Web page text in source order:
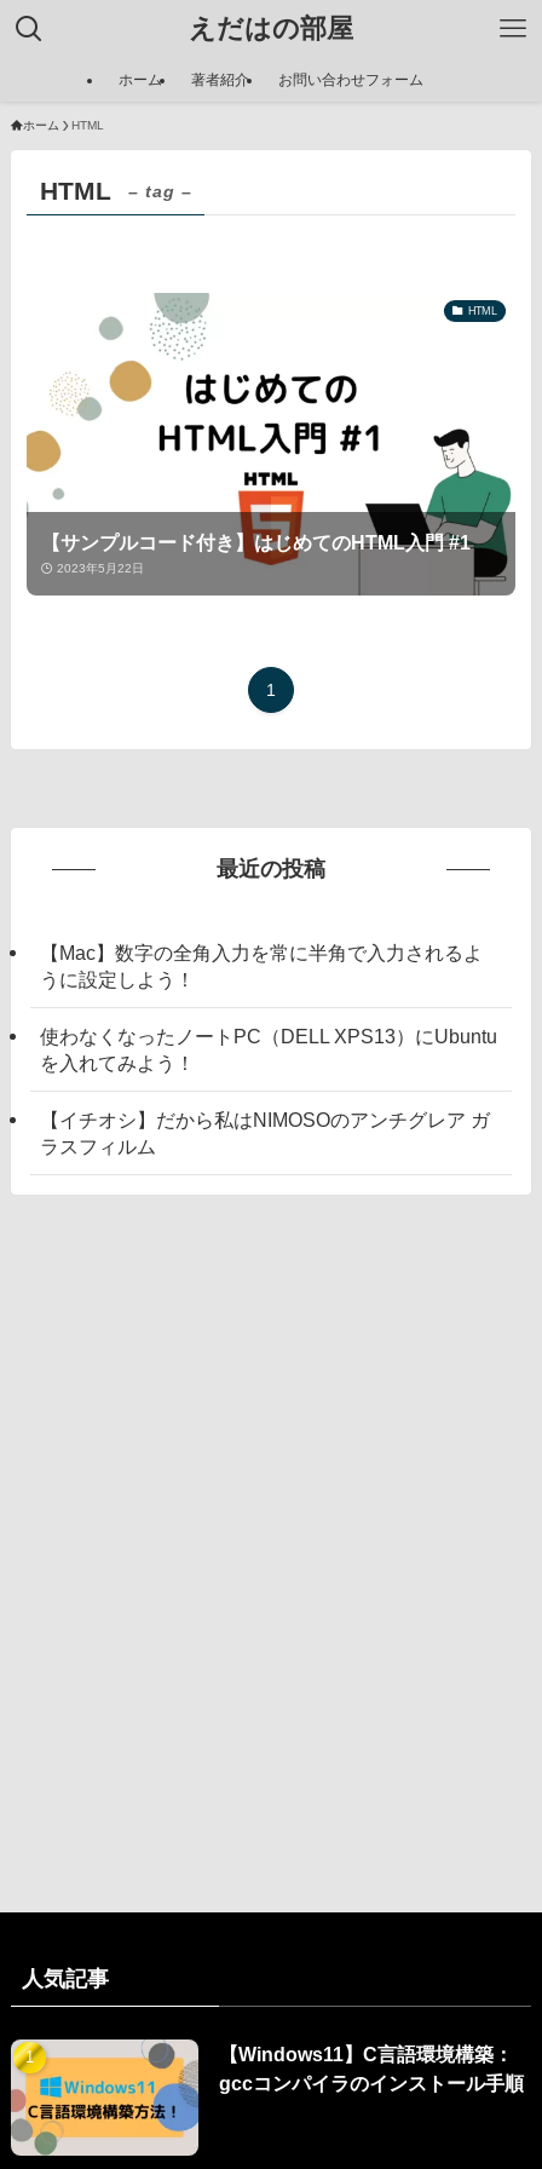
えだはの部屋
ホーム 著者紹介 お問い合わせフォーム
ホーム HTML
HTML – tag –
HTML
【サンプルコード付き】はじめてのHTML入門 #1
2023年5月22日
1
最近の投稿
【Mac】数字の全角入力を常に半角で入力されるよ
うに設定しよう！
使わなくなったノートPC（DELL XPS13）にUbuntu
を入れてみよう！
【イチオシ】だから私はNIMOSOのアンチグレア ガ
ラスフィルム
人気記事
【Windows11】C言語環境構築：
gccコンパイラのインストール手順